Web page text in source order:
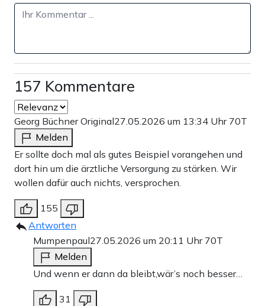
157 Kommentare
Georg Büchner Original27.05.2026 um 13:34 Uhr 70T
Melden
Er sollte doch mal als gutes Beispiel vorangehen und
dort hin um die ärztliche Versorgung zu stärken. Wir
wollen dafür auch nichts, versprochen.
155
Antworten
Mumpenpaul27.05.2026 um 20:11 Uhr 70T
Melden
Und wenn er dann da bleibt,wär’s noch besser…
31